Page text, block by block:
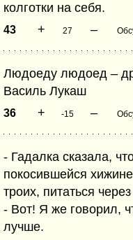
колготки на себя.
43 + 27 –
Людоеду людоед –
Василь Лукаш
36 + -15 –
- Гадалка сказала,
покосившейся
троих, питаться
- Вот! Я же говорил,
лучше.